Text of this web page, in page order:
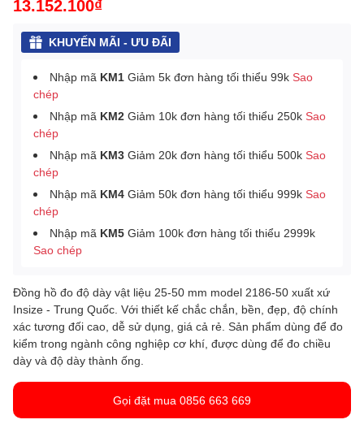
13.152.100₫
KHUYẾN MÃI - ƯU ĐÃI
Nhập mã KM1 Giảm 5k đơn hàng tối thiểu 99k Sao
chép
Nhập mã KM2 Giảm 10k đơn hàng tối thiểu 250k Sao
chép
Nhập mã KM3 Giảm 20k đơn hàng tối thiểu 500k Sao
chép
Nhập mã KM4 Giảm 50k đơn hàng tối thiểu 999k Sao
chép
Nhập mã KM5 Giảm 100k đơn hàng tối thiểu 2999k
Sao chép
Đồng hồ đo độ dày vật liệu 25-50 mm model 2186-50 xuất xứ
Insize - Trung Quốc. Với thiết kế chắc chắn, bền, đẹp, độ chính
xác tương đối cao, dễ sử dụng, giá cả rẻ. Sản phẩm dùng để đo
kiểm trong ngành công nghiệp cơ khí, được dùng để đo chiều
dày và độ dày thành ống.
Gọi đặt mua 0856 663 669